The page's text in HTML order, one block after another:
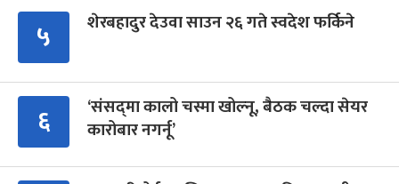
५ शेरबहादुर देउवा साउन २६ गते स्वदेश फर्किने
६
‘संसद्‍मा कालो चस्मा खोल्नू, बैठक चल्दा सेयर
कारोबार नगर्नू’